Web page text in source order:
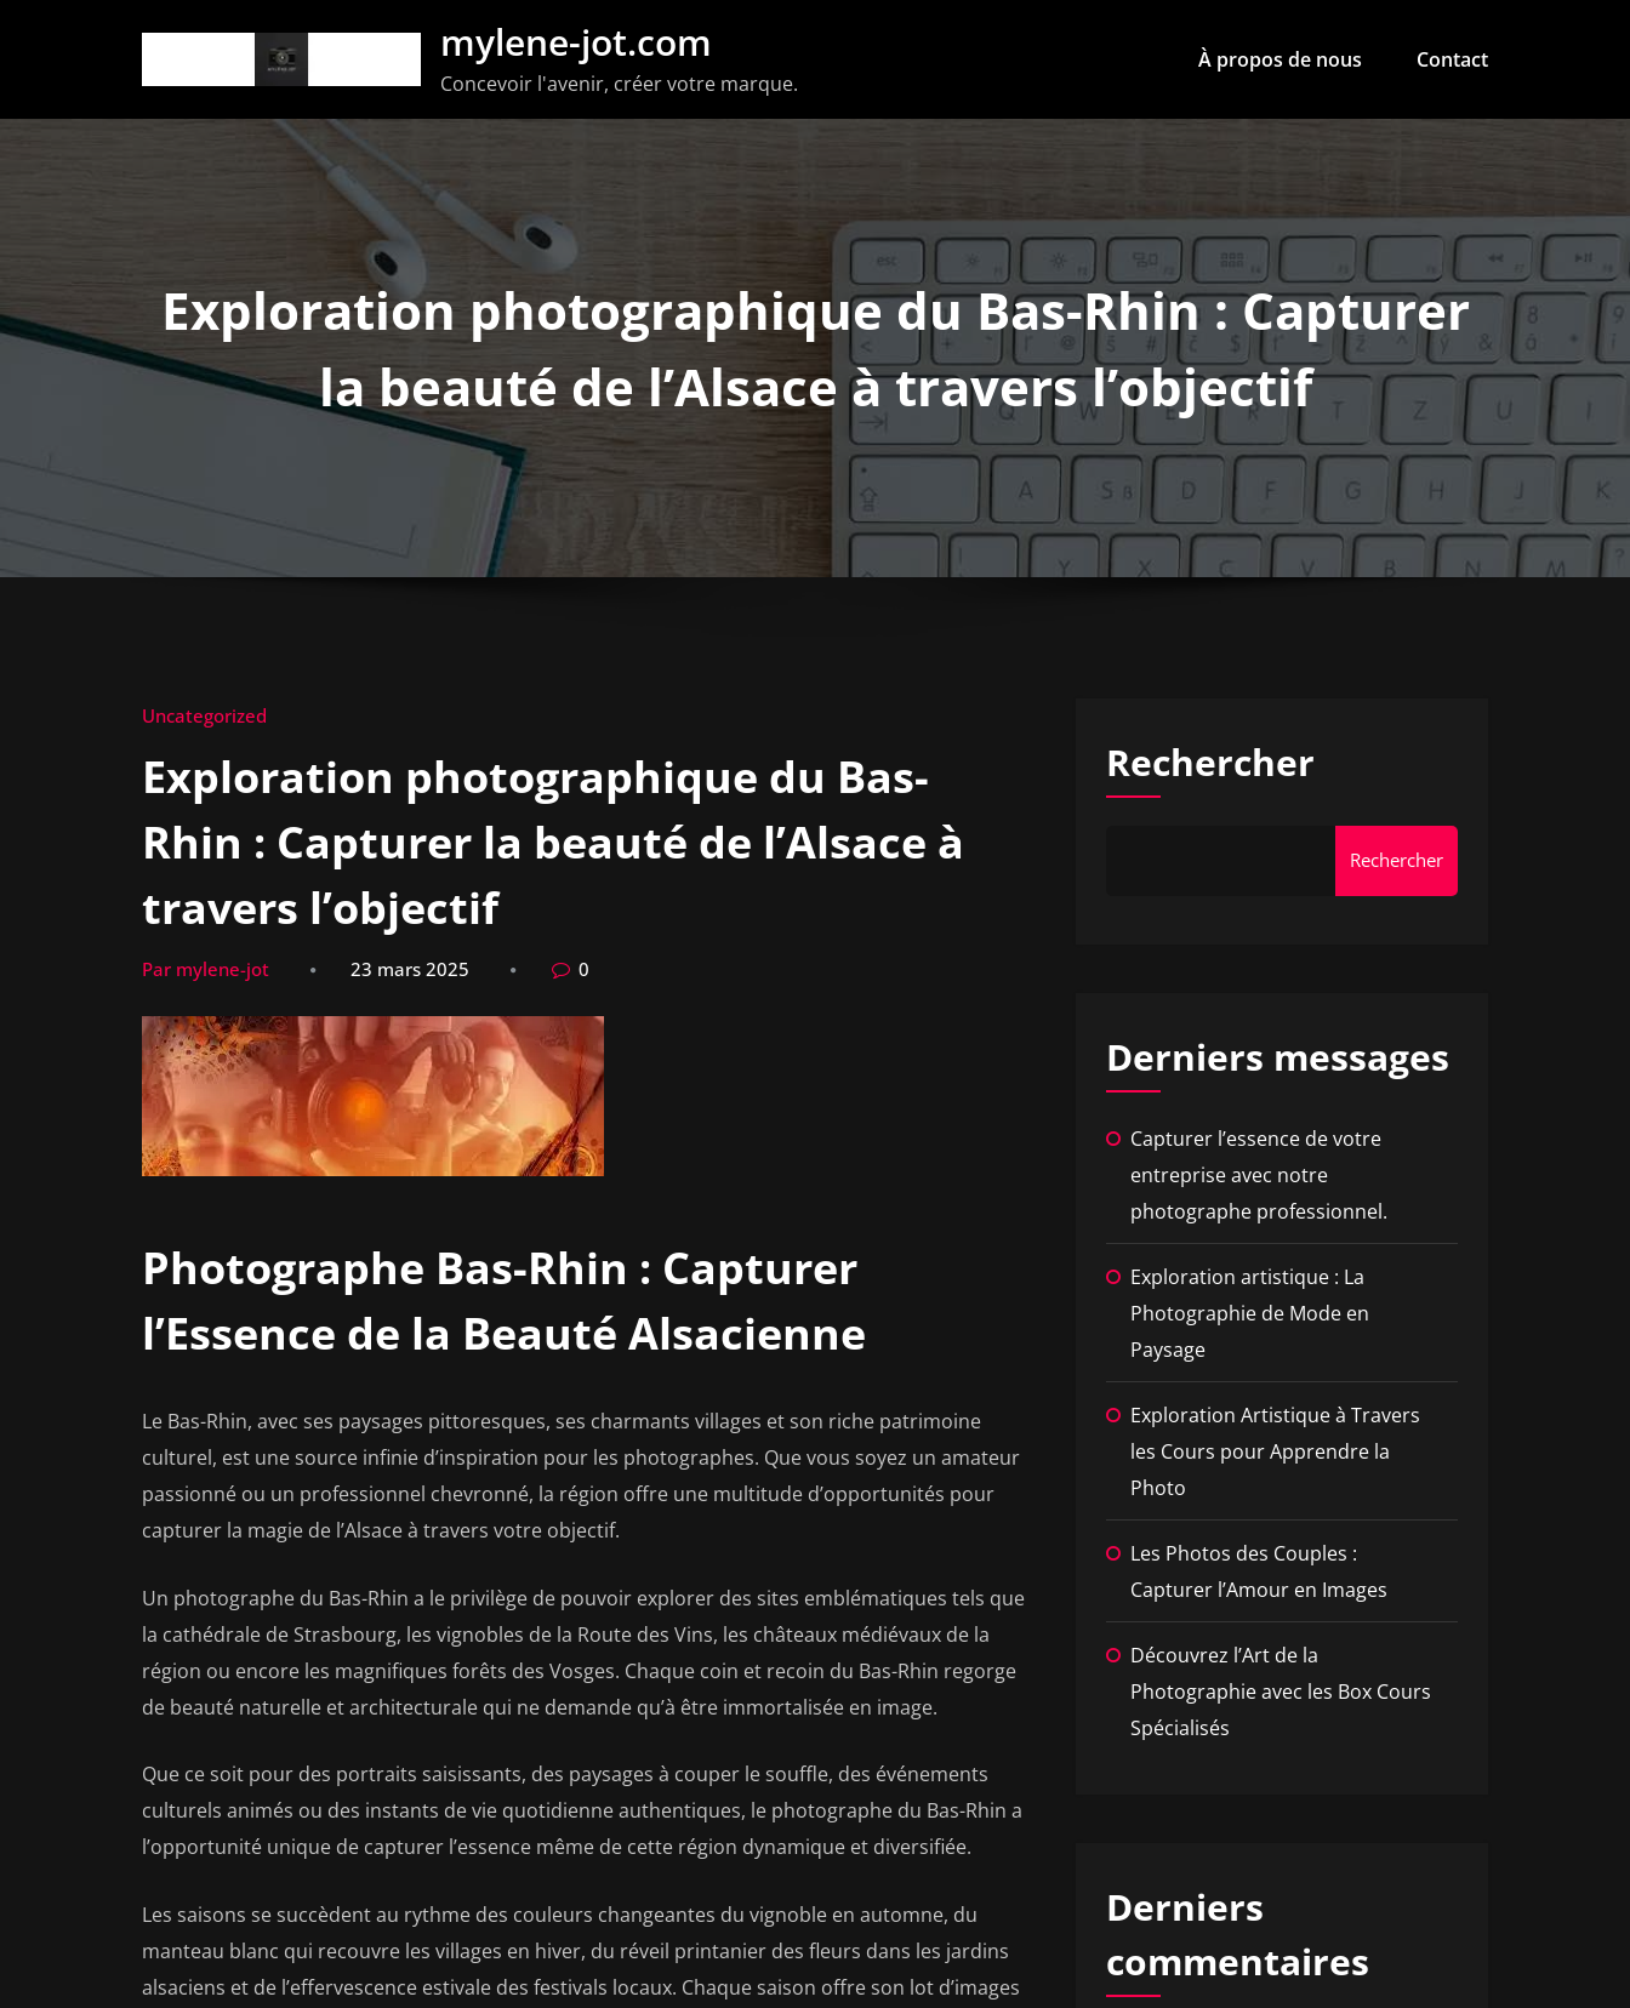
mylene-jot.com
Concevoir l'avenir, créer votre marque.
À propos de nous Contact
Exploration photographique du Bas-Rhin : Capturer
la beauté de l’Alsace à travers l’objectif
Uncategorized
Exploration photographique du Bas-
Rhin : Capturer la beauté de l’Alsace à
travers l’objectif
Par mylene-jot 23 mars 2025 0
Photographe Bas-Rhin : Capturer
l’Essence de la Beauté Alsacienne
Le Bas-Rhin, avec ses paysages pittoresques, ses charmants villages et son riche patrimoine
culturel, est une source infinie d’inspiration pour les photographes. Que vous soyez un amateur
passionné ou un professionnel chevronné, la région offre une multitude d’opportunités pour
capturer la magie de l’Alsace à travers votre objectif.
Un photographe du Bas-Rhin a le privilège de pouvoir explorer des sites emblématiques tels que
la cathédrale de Strasbourg, les vignobles de la Route des Vins, les châteaux médiévaux de la
région ou encore les magnifiques forêts des Vosges. Chaque coin et recoin du Bas-Rhin regorge
de beauté naturelle et architecturale qui ne demande qu’à être immortalisée en image.
Que ce soit pour des portraits saisissants, des paysages à couper le souffle, des événements
culturels animés ou des instants de vie quotidienne authentiques, le photographe du Bas-Rhin a
l’opportunité unique de capturer l’essence même de cette région dynamique et diversifiée.
Les saisons se succèdent au rythme des couleurs changeantes du vignoble en automne, du
manteau blanc qui recouvre les villages en hiver, du réveil printanier des fleurs dans les jardins
alsaciens et de l’effervescence estivale des festivals locaux. Chaque saison offre son lot d’images
Rechercher
Rechercher
Derniers messages
Capturer l’essence de votre
entreprise avec notre
photographe professionnel.
Exploration artistique : La
Photographie de Mode en
Paysage
Exploration Artistique à Travers
les Cours pour Apprendre la
Photo
Les Photos des Couples :
Capturer l’Amour en Images
Découvrez l’Art de la
Photographie avec les Box Cours
Spécialisés
Derniers
commentaires